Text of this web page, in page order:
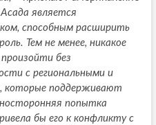
является
способным расширить
Тем не менее, никакое
без
с региональными и
которые поддерживают
попытка
бы его к конфликту с